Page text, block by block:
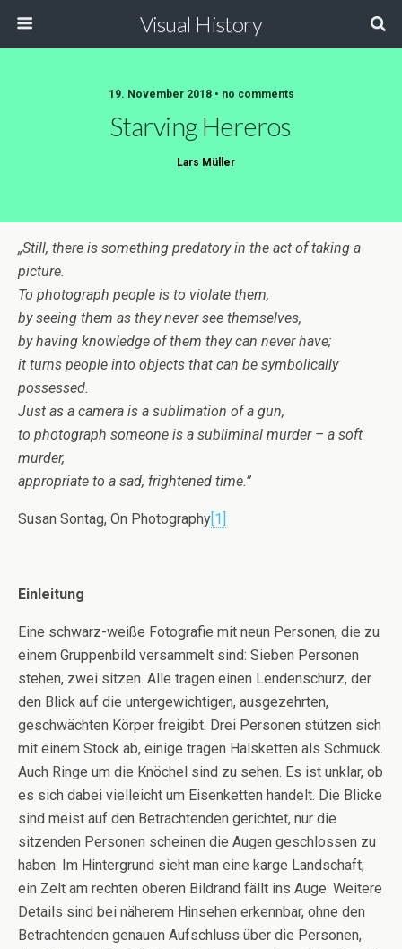
Visual History
19. November 2018 • no comments
Starving Hereros
Lars Müller
„Still, there is something predatory in the act of taking a
picture.
To photograph people is to violate them,
by seeing them as they never see themselves,
by having knowledge of them they can never have;
it turns people into objects that can be symbolically
possessed.
Just as a camera is a sublimation of a gun,
to photograph someone is a subliminal murder – a soft
murder,
appropriate to a sad, frightened time.”
Susan Sontag, On Photography[1]
Einleitung
Eine schwarz-weiße Fotografie mit neun Personen, die zu
einem Gruppenbild versammelt sind: Sieben Personen
stehen, zwei sitzen. Alle tragen einen Lendenschurz, der
den Blick auf die untergewichtigen, ausgezehrten,
geschwächten Körper freigibt. Drei Personen stützen sich
mit einem Stock ab, einige tragen Halsketten als Schmuck.
Auch Ringe um die Knöchel sind zu sehen. Es ist unklar, ob
es sich dabei vielleicht um Eisenketten handelt. Die Blicke
sind meist auf den Betrachtenden gerichtet, nur die
sitzenden Personen scheinen die Augen geschlossen zu
haben. Im Hintergrund sieht man eine karge Landschaft;
ein Zelt am rechten oberen Bildrand fällt ins Auge. Weitere
Details sind bei näherem Hinsehen erkennbar, ohne den
Betrachtenden genauen Aufschluss über die Personen,